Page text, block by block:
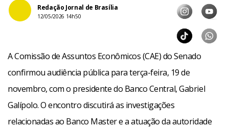
Redação Jornal de Brasília
12/05/2026 14h50
A Comissão de Assuntos Econômicos (CAE) do Senado
confirmou audiência pública para terça-feira, 19 de
novembro, com o presidente do Banco Central, Gabriel
Galípolo. O encontro discutirá as investigações
relacionadas ao Banco Master e a atuação da autoridade